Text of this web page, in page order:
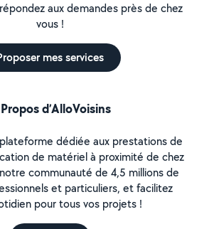
aux demandes près de chez
vous !
mes services
d’AlloVoisins
dédiée aux prestations de
de matériel à proximité de chez
communauté de 4,5 millions de
et particuliers, et facilitez
pour tous vos projets !